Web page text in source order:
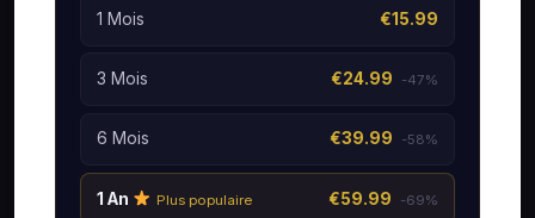
1 Mois €15.99
3 Mois €24.99 -47%
6 Mois €39.99 -58%
1 An Plus populaire €59.99 -69%